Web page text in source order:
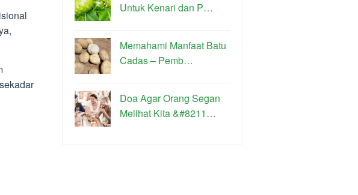
Untuk Kenari dan P…
Memahami Manfaat Batu
Cadas – Pemb…
Doa Agar Orang Segan
Melihat Kita &#8211…